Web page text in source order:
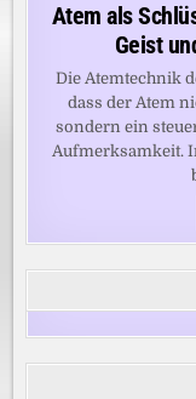
Atem als
Geist
Die Atemtechnik
dass der Atem
sondern ein
Aufmerksamkeit.